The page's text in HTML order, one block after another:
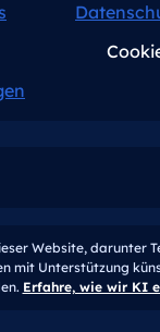
Website, darunter
mit Unterstützung
Erfahre, wie wir KI